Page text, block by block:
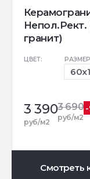
гранит)
ЦВЕТ:
3 390
руб/м2
3 690
руб/м2
Смотреть